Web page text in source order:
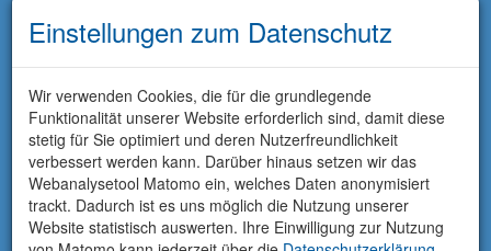
Einstellungen zum Datenschutz
Wir verwenden Cookies, die für die grundlegende
Funktionalität unserer Website erforderlich sind, damit diese
stetig für Sie optimiert und deren Nutzerfreundlichkeit
verbessert werden kann. Darüber hinaus setzen wir das
Webanalysetool Matomo ein, welches Daten anonymisiert
trackt. Dadurch ist es uns möglich die Nutzung unserer
Website statistisch auswerten. Ihre Einwilligung zur Nutzung